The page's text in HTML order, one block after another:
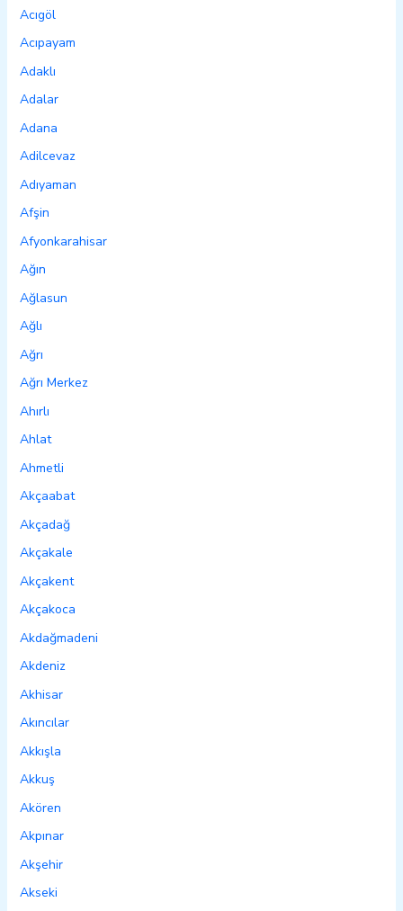
Acıgöl
Acıpayam
Adaklı
Adalar
Adana
Adilcevaz
Adıyaman
Afşin
Afyonkarahisar
Ağın
Ağlasun
Ağlı
Ağrı
Ağrı Merkez
Ahırlı
Ahlat
Ahmetli
Akçaabat
Akçadağ
Akçakale
Akçakent
Akçakoca
Akdağmadeni
Akdeniz
Akhisar
Akıncılar
Akkışla
Akkuş
Akören
Akpınar
Akşehir
Akseki